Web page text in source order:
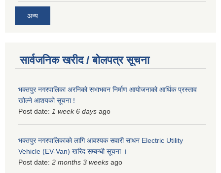
अन्य
सार्वजनिक खरीद / बोलपत्र सूचना
भक्तपुर नगरपालिका अरनिको सभाभवन निर्माण आयोजनाको आर्थिक प्रस्ताव
खोल्ने आशयको सूचना !
Post date: 1 week 6 days ago
भक्तपुर नगरपालिकाकाे लागि आवश्यक सवारी साधन Electric Utility
Vehicle (EV-Van) खरिद सम्बन्धी सूचना ।
Post date: 2 months 3 weeks ago